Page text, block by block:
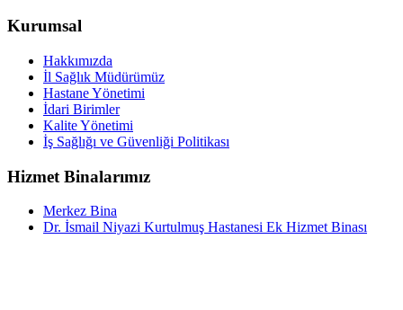
Kurumsal
Hakkımızda
İl Sağlık Müdürümüz
Hastane Yönetimi
İdari Birimler
Kalite Yönetimi
İş Sağlığı ve Güvenliği Politikası
Hizmet Binalarımız
Merkez Bina
Dr. İsmail Niyazi Kurtulmuş Hastanesi Ek Hizmet Binası